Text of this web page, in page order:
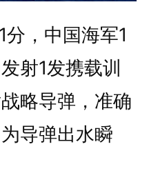
，中国海军1
射1发携载训
略导弹，准确
导弹出水瞬